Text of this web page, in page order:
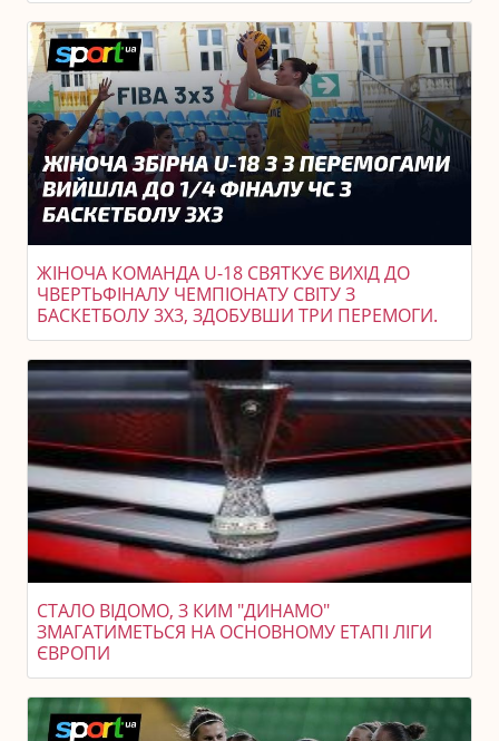
ЖІНОЧА КОМАНДА U-18 СВЯТКУЄ ВИХІД ДО
ЧВЕРТЬФІНАЛУ ЧЕМПІОНАТУ СВІТУ З
БАСКЕТБОЛУ 3X3, ЗДОБУВШИ ТРИ ПЕРЕМОГИ.
СТАЛО ВІДОМО, З КИМ "ДИНАМО"
ЗМАГАТИМЕТЬСЯ НА ОСНОВНОМУ ЕТАПІ ЛІГИ
ЄВРОПИ